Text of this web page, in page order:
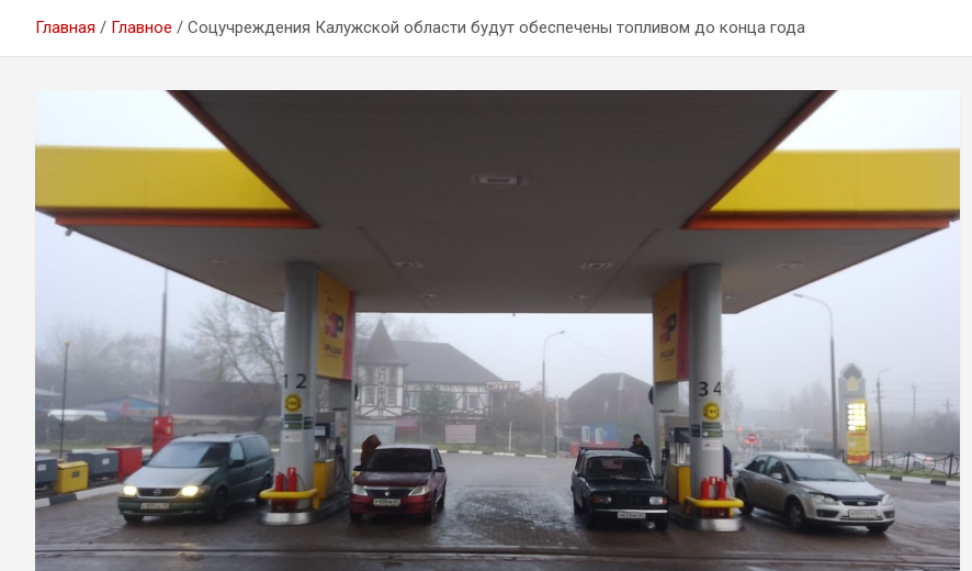
Главная Главное Соцучреждения Калужской области будут обеспечены топливом до конца года